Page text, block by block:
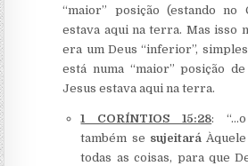
“maior” posição (estando no
estava aqui na terra. Mas isso
era um Deus “inferior”,
está numa “maior” posição
Jesus estava aqui na terra.
1 CORÍNTIOS 15:28:
também se sujeitaráÀquele
todas as coisas, para que